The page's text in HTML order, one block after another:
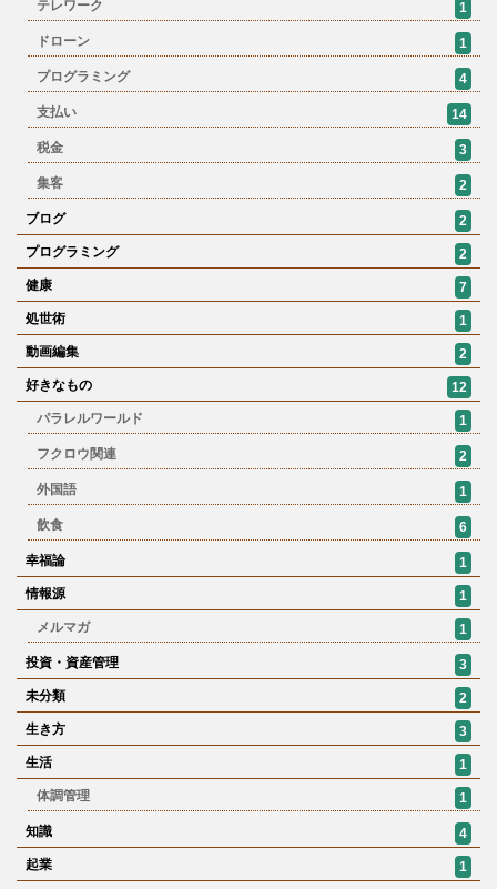
テレワーク 1
ドローン 1
プログラミング 4
支払い 14
税金 3
集客 2
ブログ
2
プログラミング
2
健康
7
処世術
1
動画編集
2
好きなもの
12
パラレルワールド
1
フクロウ関連 2
外国語 1
飲食 6
幸福論
1
情報源
1
メルマガ
1
投資・資産管理
3
未分類
2
生き方
3
生活
1
体調管理
1
知識
4
起業
1